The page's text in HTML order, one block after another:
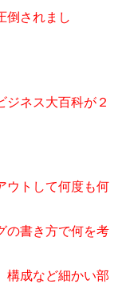
倒されまし
ジネス大百科が２
ウトして何度も何
の書き方で何を考
構成など細かい部